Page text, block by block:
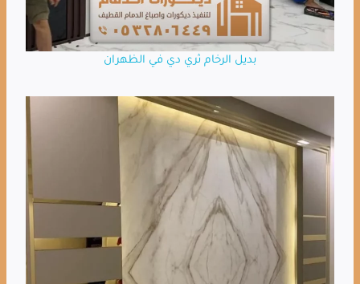
بديل الرخام ثري دي في الظهران